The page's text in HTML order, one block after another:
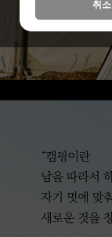
취소